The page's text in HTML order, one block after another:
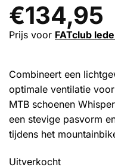
€134,95
Prijs voor FATclub
Combineert een
optimale ventilatie
MTB schoenen
een stevige pasvorm
tijdens het
Uitverkocht